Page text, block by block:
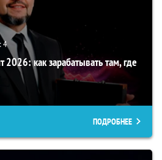
4
2026: как зарабатывать там, где
ПОДРОБНЕЕ